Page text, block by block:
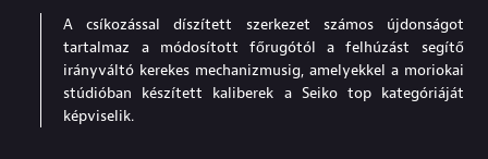
A csíkozással díszített szerkezet számos újdonságot
tartalmaz a módosított főrugótól a felhúzást segítő
irányváltó kerekes mechanizmusig, amelyekkel a moriokai
stúdióban készített kaliberek a Seiko top kategóriáját
képviselik.